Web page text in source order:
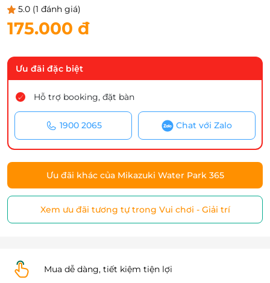
5.0 (1 đánh giá)
175.000 đ
Ưu đãi đặc biệt
Hỗ trợ booking, đặt bàn
1900 2065 Chat với Zalo
Ưu đãi khác của Mikazuki Water Park 365
Xem ưu đãi tương tự trong Vui chơi - Giải trí
Mua dễ dàng, tiết kiệm tiện lợi